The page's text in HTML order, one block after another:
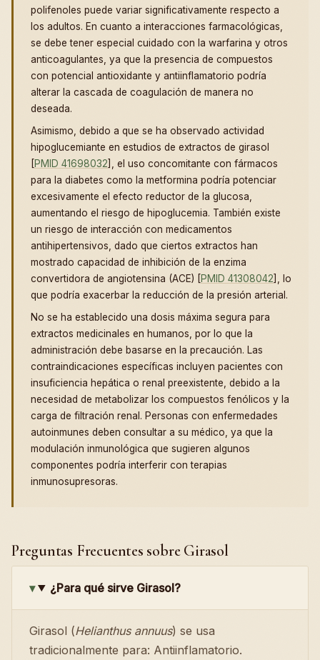
polifenoles puede variar significativamente respecto a
los adultos. En cuanto a interacciones farmacológicas,
se debe tener especial cuidado con la warfarina y otros
anticoagulantes, ya que la presencia de compuestos
con potencial antioxidante y antiinflamatorio podría
alterar la cascada de coagulación de manera no
deseada.
Asimismo, debido a que se ha observado actividad
hipoglucemiante en estudios de extractos de girasol
[PMID 41698032], el uso concomitante con fármacos
para la diabetes como la metformina podría potenciar
excesivamente el efecto reductor de la glucosa,
aumentando el riesgo de hipoglucemia. También existe
un riesgo de interacción con medicamentos
antihipertensivos, dado que ciertos extractos han
mostrado capacidad de inhibición de la enzima
convertidora de angiotensina (ACE) [PMID 41308042], lo
que podría exacerbar la reducción de la presión arterial.
No se ha establecido una dosis máxima segura para
extractos medicinales en humanos, por lo que la
administración debe basarse en la precaución. Las
contraindicaciones específicas incluyen pacientes con
insuficiencia hepática o renal preexistente, debido a la
necesidad de metabolizar los compuestos fenólicos y la
carga de filtración renal. Personas con enfermedades
autoinmunes deben consultar a su médico, ya que la
modulación inmunológica que sugieren algunos
componentes podría interferir con terapias
inmunosupresoras.
Preguntas Frecuentes sobre Girasol
¿Para qué sirve Girasol?
Girasol (Helianthus annuus) se usa
tradicionalmente para: Antiinflamatorio.